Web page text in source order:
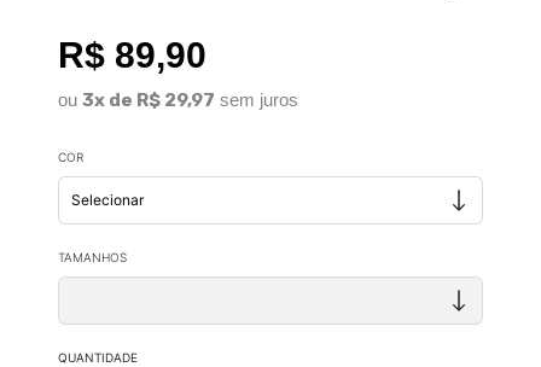
R$ 89,90
ou 3x de R$ 29,97 sem juros
COR
TAMANHOS
QUANTIDADE